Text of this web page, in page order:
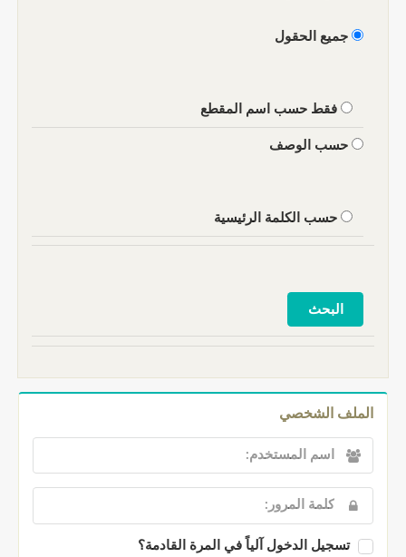
جميع الحقول
فقط حسب اسم المقطع
حسب الوصف
حسب الكلمة الرئيسية
الملف الشخصي
تسجيل الدخول آلياً في المرة القادمة؟